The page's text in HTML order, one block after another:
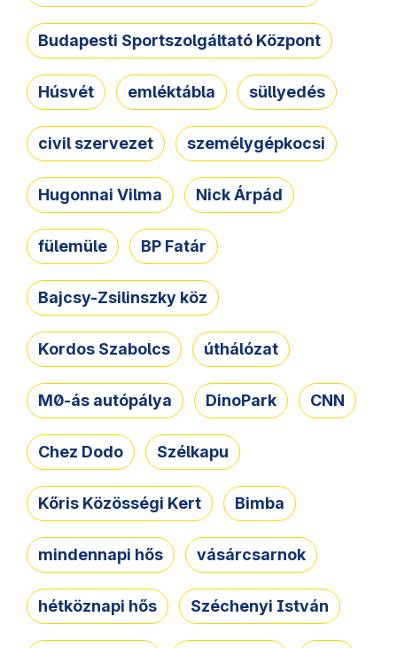
Budapesti Sportszolgáltató Központ
Húsvét emléktábla süllyedés
civil szervezet személygépkocsi
Hugonnai Vilma Nick Árpád
fülemüle BP Fatár
Bajcsy-Zsilinszky köz
Kordos Szabolcs úthálózat
M0-ás autópálya DinoPark CNN
Chez Dodo Szélkapu
Kőris Közösségi Kert Bimba
mindennapi hős vásárcsarnok
hétköznapi hős Széchenyi István